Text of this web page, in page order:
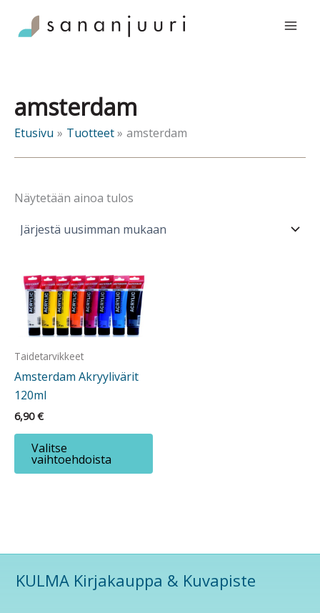
sisältöön
amsterdam
Etusivu Tuotteet amsterdam
Näytetään ainoa tulos
Taidetarvikkeet
Amsterdam Akryylivärit
120ml
6,90€
Valitse
vaihtoehdoista
Tällä
on
tuotteen
KULMA Kirjakauppa & Kuvapiste